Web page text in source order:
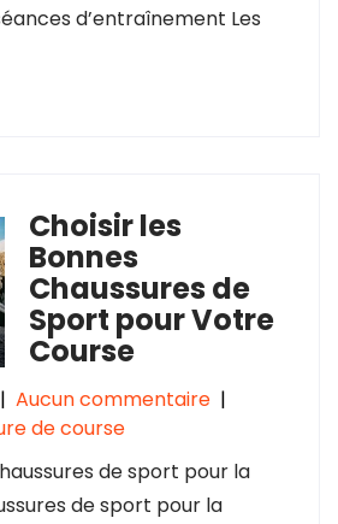
d’entraînement Les
Choisir les
Bonnes
Chaussures de
Sport pour Votre
Course
| Aucun commentaire |
de course
de sport pour la
de sport pour la